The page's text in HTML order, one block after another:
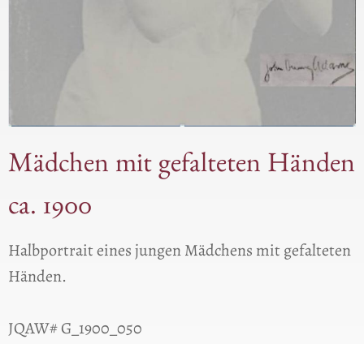
Mädchen mit gefalteten Händen
ca. 1900
Halbportrait eines jungen Mädchens mit gefalteten
Händen.
JQAW# G_1900_050